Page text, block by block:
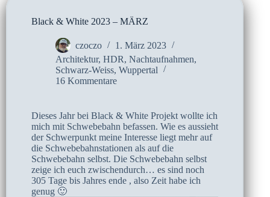
Black & White 2023 – MÄRZ
czoczo
1. März 2023
Architektur, HDR, Nachtaufnahmen,
Schwarz-Weiss, Wuppertal
16 Kommentare
Dieses Jahr bei Black & White Projekt wollte ich
mich mit Schwebebahn befassen. Wie es aussieht
der Schwerpunkt meine Interesse liegt mehr auf
die Schwebebahnstationen als auf die
Schwebebahn selbst. Die Schwebebahn selbst
zeige ich euch zwischendurch… es sind noch
305 Tage bis Jahres ende , also Zeit habe ich
genug 🙂